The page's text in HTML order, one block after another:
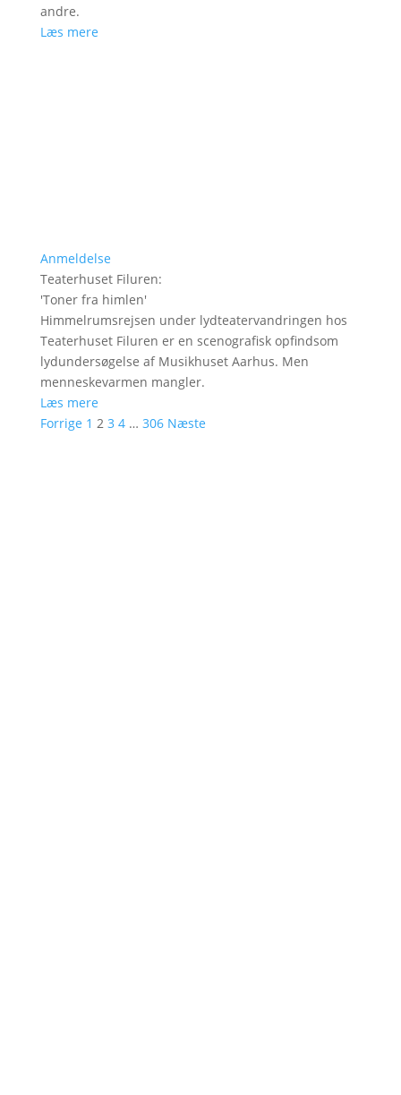
andre.
Læs mere
Anmeldelse
Teaterhuset Filuren:
'Toner fra himlen'
Himmelrumsrejsen under lydteatervandringen hos
Teaterhuset Filuren er en scenografisk opfindsom
lydundersøgelse af Musikhuset Aarhus. Men
menneskevarmen mangler.
Læs mere
Forrige 1 2 3 4 … 306 Næste